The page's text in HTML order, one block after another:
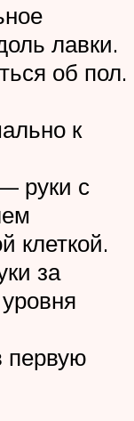
лавки.
об пол.
к
руки с
клеткой.
за
первую